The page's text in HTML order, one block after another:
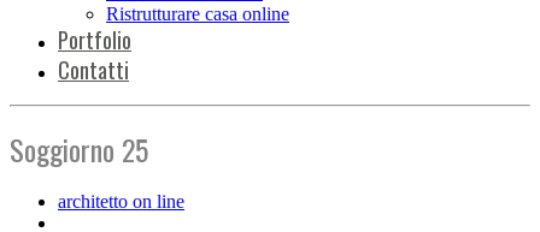
Ristrutturare casa online
Portfolio
Contatti
Soggiorno 25
architetto on line